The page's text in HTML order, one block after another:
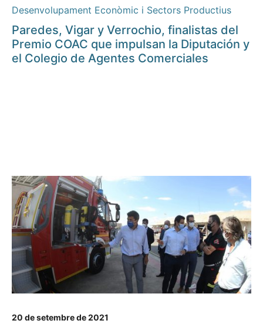
Desenvolupament Econòmic i Sectors Productius
Paredes, Vigar y Verrochio, finalistas del
Premio COAC que impulsan la Diputación y
el Colegio de Agentes Comerciales
20 de setembre de 2021